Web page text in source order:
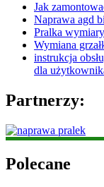
Jak
Naprawa agd
Pralka
Wymiana
instrukcja
dla
Partnerzy:
Polecane